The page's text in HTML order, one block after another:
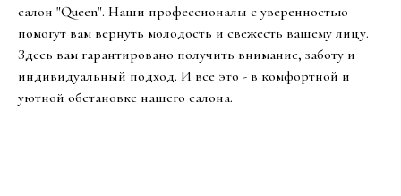
салон "Queen". Наши профессионалы с уверенностью
помогут вам вернуть молодость и свежесть вашему лицу.
Здесь вам гарантировано получить внимание, заботу и
индивидуальный подход. И все это - в комфортной и
уютной обстановке нашего салона.